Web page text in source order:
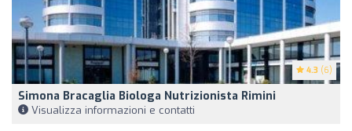
4.3 (6)
Simona Bracaglia Biologa Nutrizionista Rimini
Visualizza informazioni e contatti